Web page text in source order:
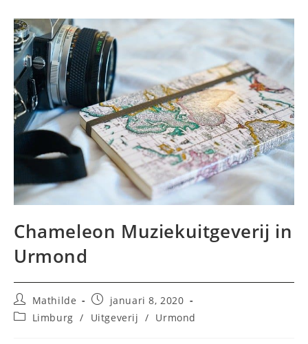
Chameleon Muziekuitgeverij in
Urmond
Bericht
auteur:
Mathilde
Bericht
gepubliceerd
op:
januari 8, 2020
Berichtcategorie:
Limburg / Uitgeverij / Urmond